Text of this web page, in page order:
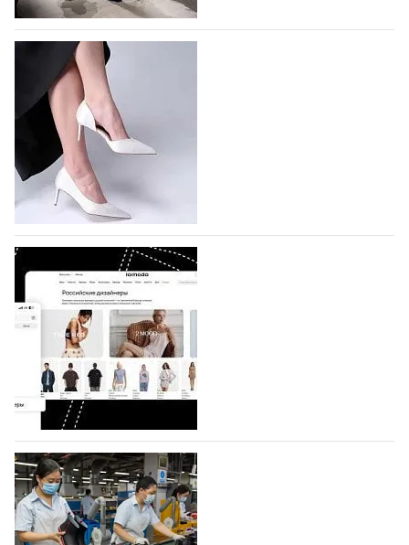
На участие в Московской неделе моды
подано 1047 заявок
На участие в седьмой Московской неделе моды,
которая пройдет в российской столице с 26 сентября
по 1 октября, уже подано 1047 заявок. Примерно
половину из них (494) прислали дизайнеры,
коллекции которых не были представлены в…
07.08.2026 584
BALLINA представит свои новинки на Euro
Shoes
Компания BALLINA Guangzhou Lihuang Footwear
Co., Ltd., основанная в 2011 году и расположенная в
Гуанчжоу, столице моды Китая, является
профессиональной обувной компанией,
объединяющей разработку, производство и…
07.08.2026 438
На платформе Lamoda - новый раздел и
условия продвижения локальных
дизайнерских марок